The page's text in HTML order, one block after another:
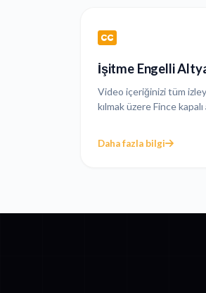
İşitme Engelli
Video içeriğinizi tüm
kılmak üzere Fince
Daha fazla bilgi